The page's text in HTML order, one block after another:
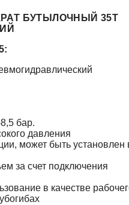
БУТЫЛОЧНЫЙ 35Т
бар.
давления
может быть установлен
за счет подключения
в качестве